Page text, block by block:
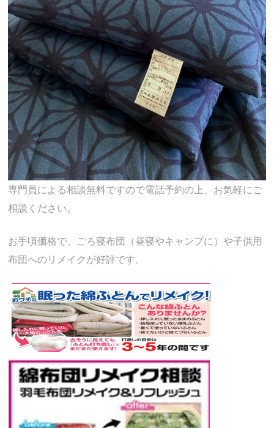
専門員による相談無料ですので電話予約の上、お気軽にご
相談ください。
お手頃価格で、ごろ寝布団（昼寝やキャンプに）や子供用
布団へのリメイクが好評です。